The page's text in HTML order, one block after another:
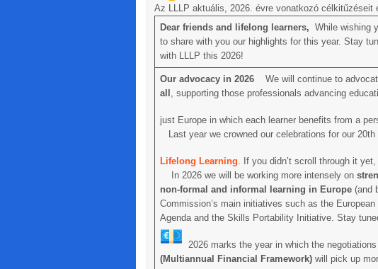
Az LLLP aktuális, 2026. évre vonatkozó célkitűzéseit
Dear friends and lifelong learners, While wishing
to share with you our highlights for this year. Stay
with LLLP this 2026!
Our advocacy in 2026 We will continue to
all , supporting those professionals advancing
just Europe in which each learner benefits from a
Last year we crowned our celebrations for our
Lifelong Learning. If you didn’t scroll through it
In 2026 we will be working more intensely on
non-formal and informal learning in Europe (and
Commission’s main initiatives such as the
Agenda and the Skills Portability Initiative. Stay
2026 marks the year in which the
(Multiannual Financial Framework)will pick up